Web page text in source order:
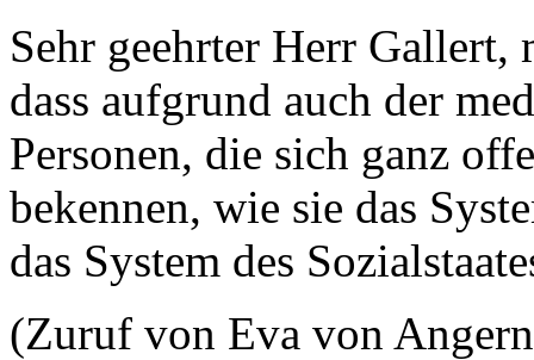
Sehr geehrter Herr Gallert,
dass aufgrund auch der
Personen, die sich ganz
bekennen, wie sie das
das System des
(Zuruf von Eva von